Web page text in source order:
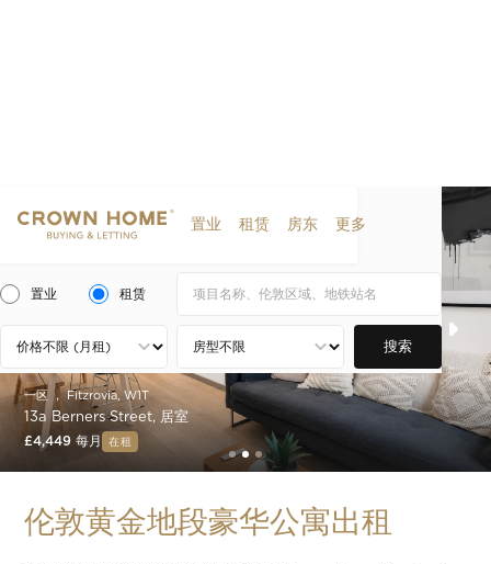
置业 租赁 房东 更多
置业 租赁
搜索
一区 ， Fitzrovia, W1T
13a Berners Street, 居室
£4,449 每月 在租
二区 ， 切尔西，伦敦，SW6
Westwood House，三居室顶层复式
£10,500 每月 在租
伦敦黄金地段豪华公寓出租